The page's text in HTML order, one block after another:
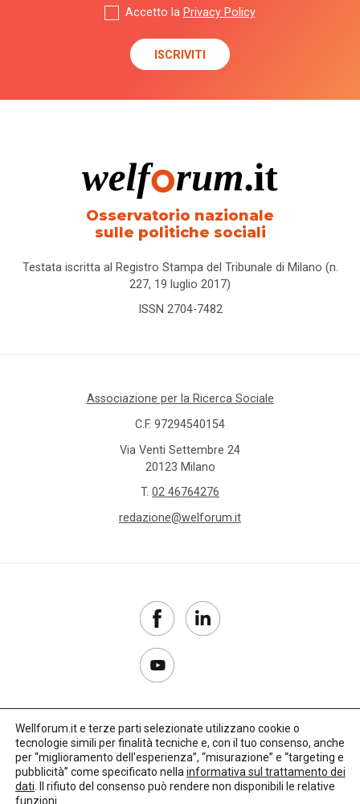
Accetto la Privacy Policy
Osservatorio nazionale
sulle politiche sociali
Testata iscritta al Registro Stampa del Tribunale di Milano (n.
227, 19 luglio 2017)
ISSN 2704-7482
Associazione per la Ricerca Sociale
C.F. 97294540154
Via Venti Settembre 24
20123 Milano
T. 02 46764276
redazione@welforum.it
Copyright 2017–2026
Privacy Policy
Wellforum.it e terze parti selezionate utilizzano cookie o
tecnologie simili per finalità tecniche e, con il tuo consenso, anche
per “miglioramento dell'esperienza”, “misurazione” e “targeting e
pubblicità” come specificato nella informativa sul trattamento dei
dati . Il rifiuto del consenso può rendere non disponibili le relative
funzioni.